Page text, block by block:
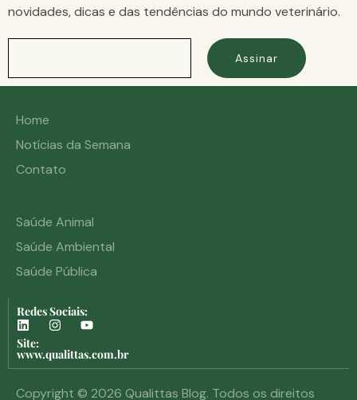
novidades, dicas e das tendências do mundo veterinário.
Assinar
Home
Notícias da Semana
Contato
Saúde Animal
Saúde Ambiental
Saúde Pública
Redes Sociais:
Site:
www.qualittas.com.br
Copyright © 2026 Qualittas Blog. Todos os direitos